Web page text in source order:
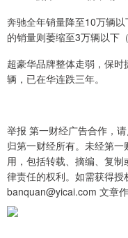
奔驰全年销量降至10万辆
的销量则萎缩至3万辆以下
超豪华品牌整体走弱，保
辆，已在华连跌三年。
举报 第一财经广告合作，
归第一财经所有。未经第
用，包括转载、摘编、复
律责任的权利。如需获得授
banquan@yicai.com 文章